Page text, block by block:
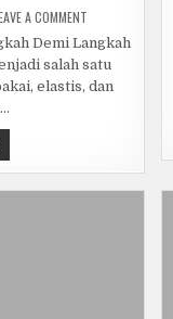
A COMMENTON
MENCUCI
INNER
HIJAB
RAJUT
LANGKAH
Demi Langkah
salah satu
elastis, dan